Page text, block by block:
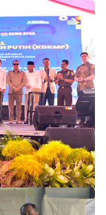
Percepatan